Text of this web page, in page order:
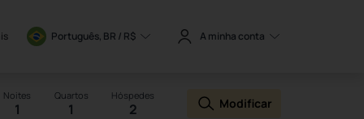
Português, BR / R$ A minha conta
Noites
1
Quartos
1
Hóspedes
2 Modificar